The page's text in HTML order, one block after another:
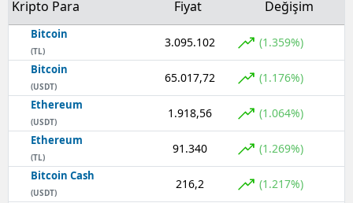
Kripto Para Fiyat Değişim
Bitcoin
(TL)
3.095.102 (1.359%)
Bitcoin
(USDT)
65.017,72 (1.176%)
Ethereum
(USDT)
1.918,56 (1.064%)
Ethereum
(TL)
91.340 (1.269%)
Bitcoin Cash
(USDT)
216,2 (1.217%)